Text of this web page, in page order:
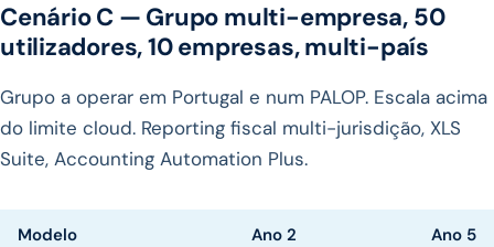
Cenário C — Grupo multi-empresa, 50
utilizadores, 10 empresas, multi-país
Grupo a operar em Portugal e num PALOP. Escala acima
do limite cloud. Reporting fiscal multi-jurisdição, XLS
Suite, Accounting Automation Plus.
Modelo Ano 2 Ano 5